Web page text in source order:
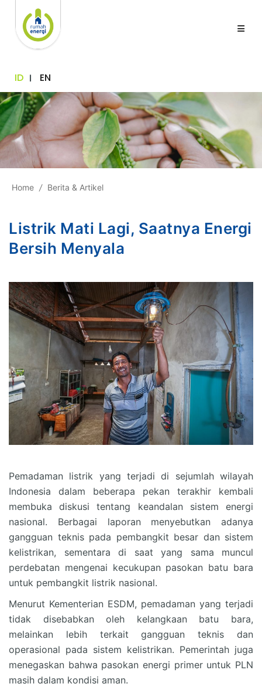
ID EN
Home / Berita & Artikel
Listrik Mati Lagi, Saatnya Energi
Bersih Menyala
Pemadaman listrik yang terjadi di sejumlah wilayah
Indonesia dalam beberapa pekan terakhir kembali
membuka diskusi tentang keandalan sistem energi
nasional. Berbagai laporan menyebutkan adanya
gangguan teknis pada pembangkit besar dan sistem
kelistrikan, sementara di saat yang sama muncul
perdebatan mengenai kecukupan pasokan batu bara
untuk pembangkit listrik nasional.
Menurut Kementerian ESDM, pemadaman yang terjadi
tidak disebabkan oleh kelangkaan batu bara,
melainkan lebih terkait gangguan teknis dan
operasional pada sistem kelistrikan. Pemerintah juga
menegaskan bahwa pasokan energi primer untuk PLN
masih dalam kondisi aman.